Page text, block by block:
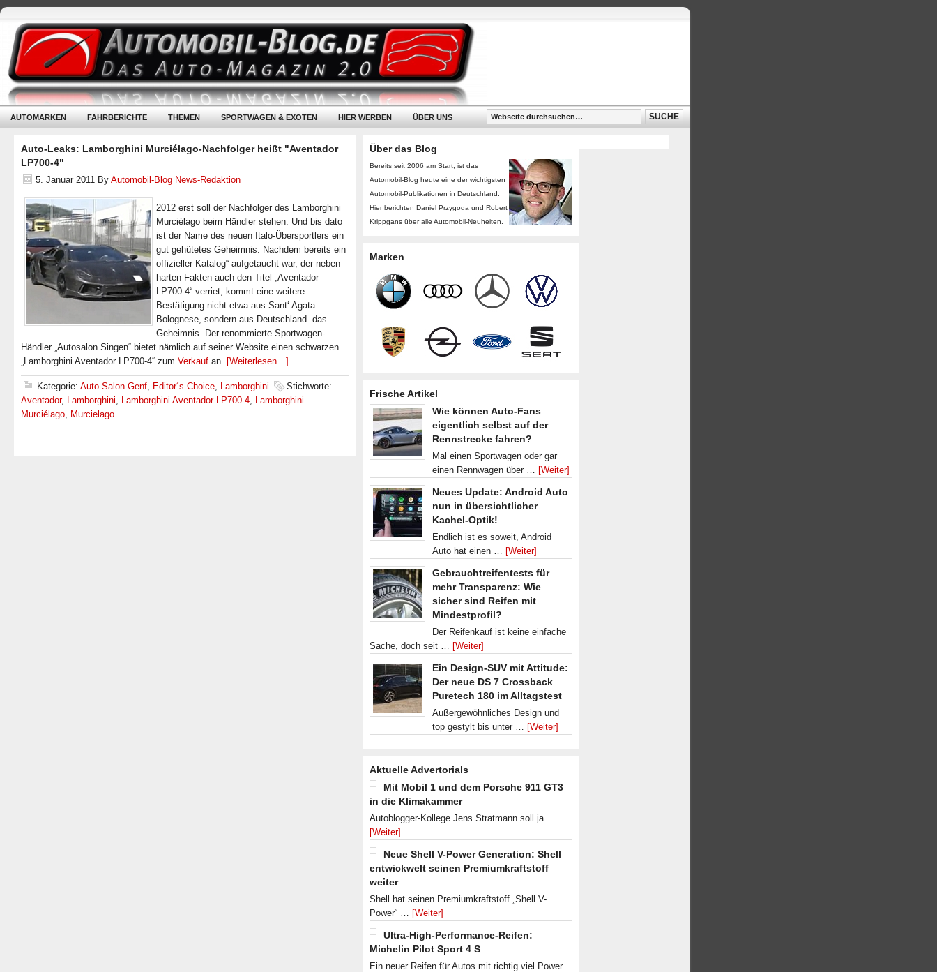
AUTOMARKEN FAHRBERICHTE THEMEN SPORTWAGEN & EXOTEN HIER WERBEN ÜBER UNS
Auto-Leaks: Lamborghini Murciélago-Nachfolger heißt "Aventador
LP700-4"
5. Januar 2011 By Automobil-Blog News-Redaktion
2012 erst soll der Nachfolger des Lamborghini
Murciélago beim Händler stehen. Und bis dato
ist der Name des neuen Italo-Übersportlers ein
gut gehütetes Geheimnis. Nachdem bereits ein
offizieller Katalog“ aufgetaucht war, der neben
harten Fakten auch den Titel „Aventador
LP700-4“ verriet, kommt eine weitere
Bestätigung nicht etwa aus Sant‘ Agata
Bolognese, sondern aus Deutschland. das
Geheimnis. Der renommierte Sportwagen-
Händler „Autosalon Singen“ bietet nämlich auf seiner Website einen schwarzen
„Lamborghini Aventador LP700-4“ zum Verkauf an. [Weiterlesen…]
Kategorie: Auto-Salon Genf, Editor´s Choice, Lamborghini
Stichworte:
Aventador, Lamborghini, Lamborghini Aventador LP700-4, Lamborghini
Murciélago, Murcielago
Über das Blog
Bereits seit 2006 am Start, ist das
Automobil-Blog heute eine der wichtigsten
Automobil-Publikationen in Deutschland.
Hier berichten Daniel Przygoda und Robert
Krippgans über alle Automobil-Neuheiten.
Marken
Frische Artikel
Wie können Auto-Fans
eigentlich selbst auf der
Rennstrecke fahren?
Mal einen Sportwagen oder gar
einen Rennwagen über … [Weiter]
Neues Update: Android Auto
nun in übersichtlicher
Kachel-Optik!
Endlich ist es soweit, Android
Auto hat einen … [Weiter]
Gebrauchtreifentests für
mehr Transparenz: Wie
sicher sind Reifen mit
Mindestprofil?
Der Reifenkauf ist keine einfache
Sache, doch seit … [Weiter]
Ein Design-SUV mit Attitude:
Der neue DS 7 Crossback
Puretech 180 im Alltagstest
Außergewöhnliches Design und
top gestylt bis unter … [Weiter]
Aktuelle Advertorials
Mit Mobil 1 und dem Porsche 911 GT3
in die Klimakammer
Autoblogger-Kollege Jens Stratmann soll ja …
[Weiter]
Neue Shell V-Power Generation: Shell
entwickwelt seinen Premiumkraftstoff
weiter
Shell hat seinen Premiumkraftstoff „Shell V-
Power“ … [Weiter]
Ultra-High-Performance-Reifen:
Michelin Pilot Sport 4 S
Ein neuer Reifen für Autos mit richtig viel Power.